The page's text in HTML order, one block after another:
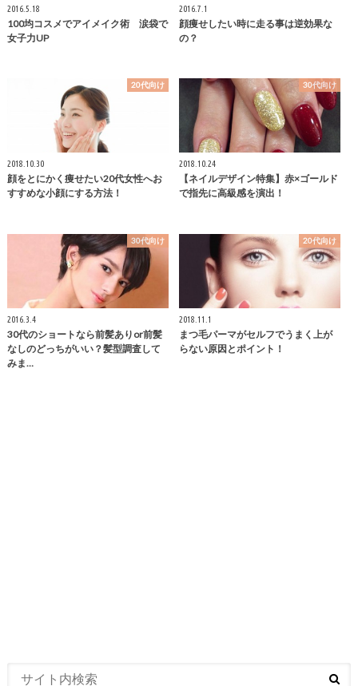
2016.5.18
100均コスメでアイメイク術 涙袋で
女子力UP
2016.7.1
顔痩せしたい時に走る事は逆効果な
の？
20代向け
2018.10.30
顔をとにかく痩せたい20代女性へお
すすめな小顔にする方法！
30代向け
2018.10.24
【ネイルデザイン特集】赤×ゴールド
で指先に高級感を演出！
30代向け
2016.3.4
30代のショートなら前髪ありor前髪
なしのどっちがいい？髪型調査して
みま…
20代向け
2018.11.1
まつ毛パーマがセルフでうまく上が
らない原因とポイント！